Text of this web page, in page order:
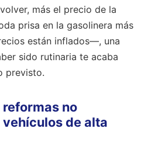
más el precio de la
prisa en la gasolinera más
están inflados—, una
sido rutinaria te acaba
previsto.
no
de alta